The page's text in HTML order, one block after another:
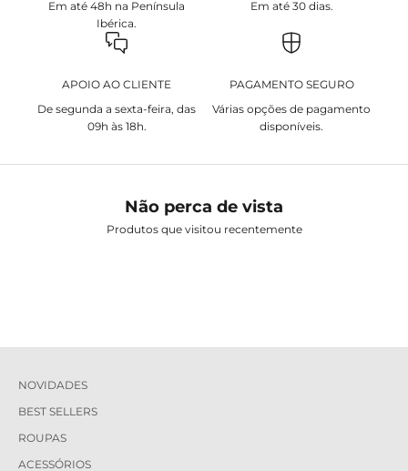
Em até 48h na Península
Ibérica.
Em até 30 dias.
APOIO AO CLIENTE
De segunda a sexta-feira, das
09h às 18h.
PAGAMENTO SEGURO
Várias opções de pagamento
disponíveis.
Não perca de vista
Produtos que visitou recentemente
NOVIDADES
BEST SELLERS
ROUPAS
ACESSÓRIOS